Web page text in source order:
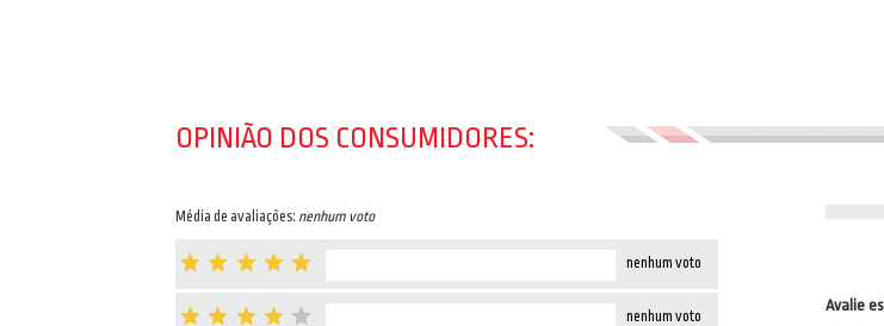
OPINIÃO DOS CONSUMIDORES:
Média de avaliações: nenhum voto
nenhum voto
nenhum voto
Avalie